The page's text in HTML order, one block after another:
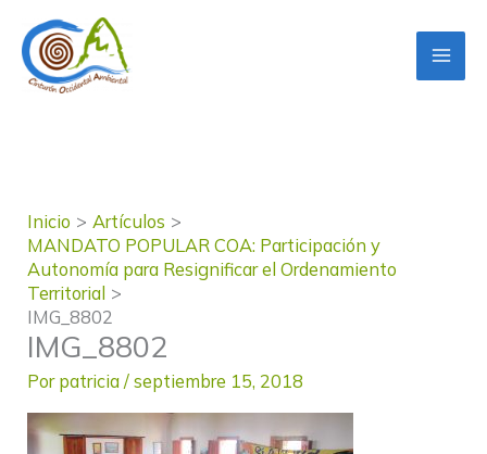
contenido
Inicio
Artículos
MANDATO POPULAR COA: Participación y
Autonomía para Resignificar el Ordenamiento
Territorial
IMG_8802
IMG_8802
Por patricia/septiembre 15, 2018